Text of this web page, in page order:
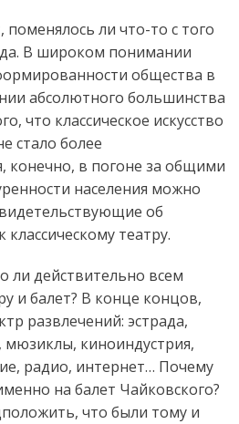
ли что-то с того
В широком понимании
общества в
абсолютного большинства
что классическое искусство
стало более
конечно, в погоне за общими
населения можно
об
театру.
ли действительно всем
и балет? В конце концов,
развлечений: эстрада,
мюзиклы, киноиндустрия,
радио, интернет… Почему
на балет Чайковского?
что были тому и